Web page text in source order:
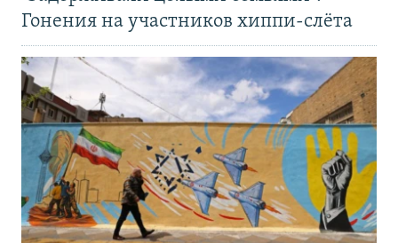
Гонения на участников хиппи-слёта